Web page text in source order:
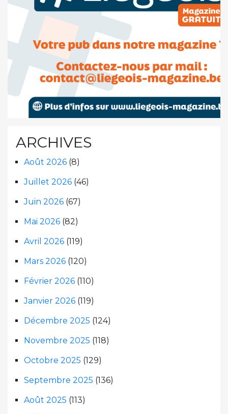
ARCHIVES
Août 2026 (8)
Juillet 2026 (46)
Juin 2026 (67)
Mai 2026 (82)
Avril 2026 (119)
Mars 2026 (120)
Février 2026 (110)
Janvier 2026 (119)
Décembre 2025 (124)
Novembre 2025 (118)
Octobre 2025 (129)
Septembre 2025 (136)
Août 2025 (113)